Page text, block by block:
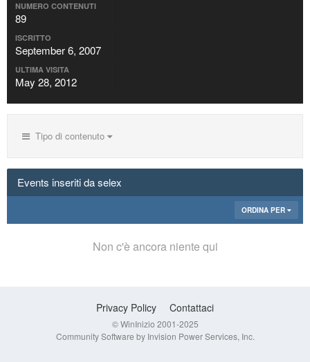
NUMERO CONTENUTI
89
ISCRITTO
September 6, 2007
ULTIMA VISITA
May 28, 2012
Tipo di contenuto
Events inseriti da selex
ORDINA PER
Non c'è ancora niente qui
Privacy Policy Contattaci
© WinInizio 2001-2025
Community Software by Invision Power Services, Inc.